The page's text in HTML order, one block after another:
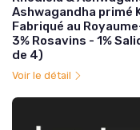
Ashwagandha primé
Fabriqué au
3% Rosavins - 1%
de 4)
Voir le détail